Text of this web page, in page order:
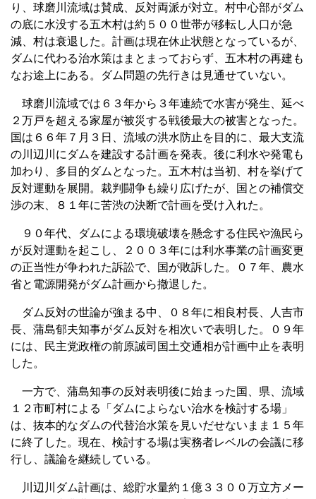
り、球磨川流域は賛成、反対両派が対立。村中心部がダム
の底に水没する五木村は約５００世帯が移転し人口が急
減、村は衰退した。計画は現在休止状態となっているが、
ダムに代わる治水策はまとまっておらず、五木村の再建も
なお途上にある。ダム問題の先行きは見通せていない。
球磨川流域では６３年から３年連続で水害が発生、延べ
２万戸を超える家屋が被災する戦後最大の被害となった。
国は６６年７月３日、流域の洪水防止を目的に、最大支流
の川辺川にダムを建設する計画を発表。後に利水や発電も
加わり、多目的ダムとなった。五木村は当初、村を挙げて
反対運動を展開。裁判闘争も繰り広げたが、国との補償交
渉の末、８１年に苦渋の決断で計画を受け入れた。
９０年代、ダムによる環境破壊を懸念する住民や漁民ら
が反対運動を起こし、２００３年には利水事業の計画変更
の正当性が争われた訴訟で、国が敗訴した。０７年、農水
省と電源開発がダム計画から撤退した。
ダム反対の世論が強まる中、０８年に相良村長、人吉市
長、蒲島郁夫知事がダム反対を相次いで表明した。０９年
には、民主党政権の前原誠司国土交通相が計画中止を表明
した。
一方で、蒲島知事の反対表明後に始まった国、県、流域
１２市町村による「ダムによらない治水を検討する場」
は、抜本的なダムの代替治水策を見いだせないまま１５年
に終了した。現在、検討する場は実務者レベルの会議に移
行し、議論を継続している。
川辺川ダム計画は、総貯水量約１億３３００万立方メー